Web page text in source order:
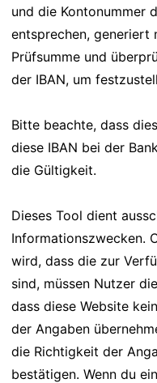
und die Kontonummer
entsprechen, generiert
Prüfsumme und
der IBAN, um
Bitte beachte, dass
diese IBAN bei der
die Gültigkeit.
Dieses Tool dient
Informationszwecken.
wird, dass die zur
sind, müssen Nutzer
dass diese Website
der Angaben
die Richtigkeit der
bestätigen. Wenn du